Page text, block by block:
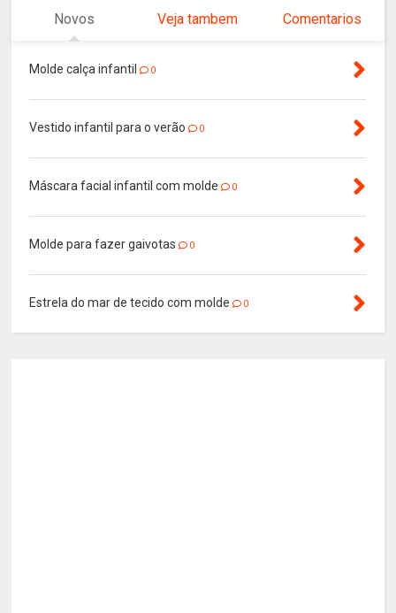
Novos Veja tambem Comentarios
Molde calça infantil 0
Vestido infantil para o verão 0
Máscara facial infantil com molde 0
Molde para fazer gaivotas 0
Estrela do mar de tecido com molde 0